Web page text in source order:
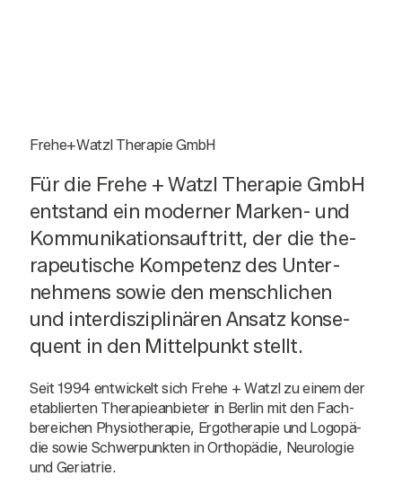
Frehe+Watzl The­ra­pie GmbH
Für die Fre­he + Watzl The­ra­pie GmbH
ent­stand ein moder­ner Mar­ken- und
Kom­mu­ni­ka­ti­ons­auf­tritt, der die the­
ra­peu­ti­sche Kom­pe­tenz des Unter­
neh­mens sowie den mensch­li­chen
und inter­dis­zi­pli­nä­ren Ansatz kon­se­
quent in den Mit­tel­punkt stellt.
Seit 1994 ent­wi­ckelt sich Fre­he + Watzl zu einem der
eta­blier­ten The­ra­pie­an­bie­ter in Ber­lin mit den Fach­
be­rei­chen Phy­sio­the­ra­pie, Ergo­the­ra­pie und Logo­pä­
die sowie Schwer­punk­ten in Ortho­pä­die, Neu­ro­lo­gie
und Ger­ia­trie.